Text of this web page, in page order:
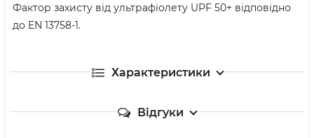
Фактор захисту від ультрафіолету UPF 50+ відповідно
до EN 13758-1.
Характеристики
Відгуки